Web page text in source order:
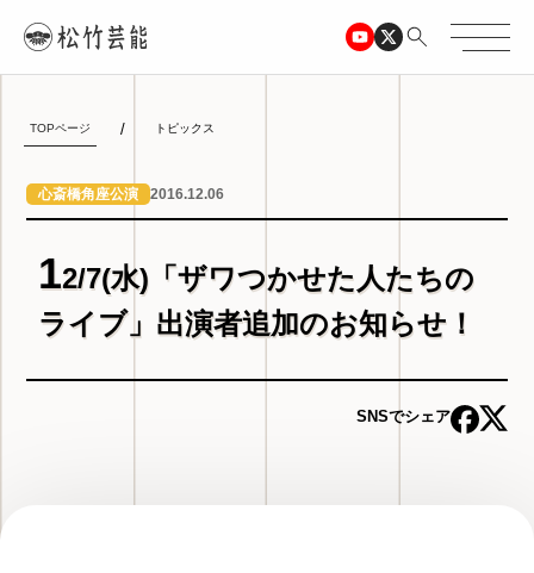
TOPページ トピックス
心斎橋角座公演 2016.12.06
12/7(水)「ザワつかせた人たちの
ライブ」出演者追加のお知らせ！
SNSでシェア